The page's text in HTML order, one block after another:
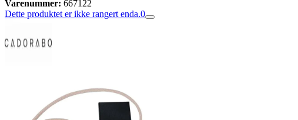
Varenummer: 667122
Dette produktet er ikke rangert enda.0